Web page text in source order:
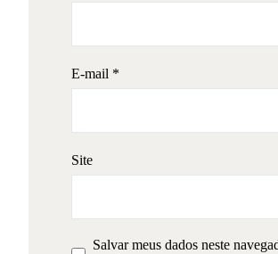
E-mail *
Site
Salvar meus dados neste